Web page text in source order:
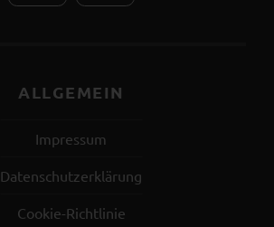
ALLGEMEIN
Impressum
Datenschutzerklärung
Cookie-Richtlinie